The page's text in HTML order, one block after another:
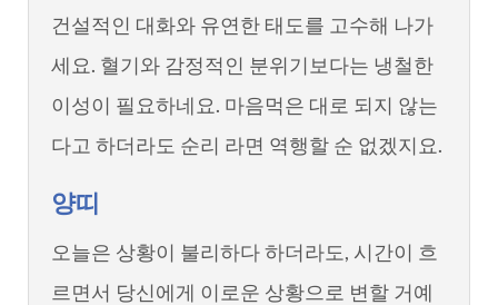
건설적인 대화와 유연한 태도를 고수해 나가
세요. 혈기와 감정적인 분위기보다는 냉철한
이성이 필요하네요. 마음먹은 대로 되지 않는
다고 하더라도 순리 라면 역행할 순 없겠지요.
양띠
오늘은 상황이 불리하다 하더라도, 시간이 흐
르면서 당신에게 이로운 상황으로 변할 거예